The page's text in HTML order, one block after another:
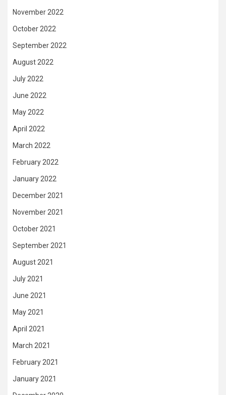
November 2022
October 2022
September 2022
August 2022
July 2022
June 2022
May 2022
April 2022
March 2022
February 2022
January 2022
December 2021
November 2021
October 2021
September 2021
August 2021
July 2021
June 2021
May 2021
April 2021
March 2021
February 2021
January 2021